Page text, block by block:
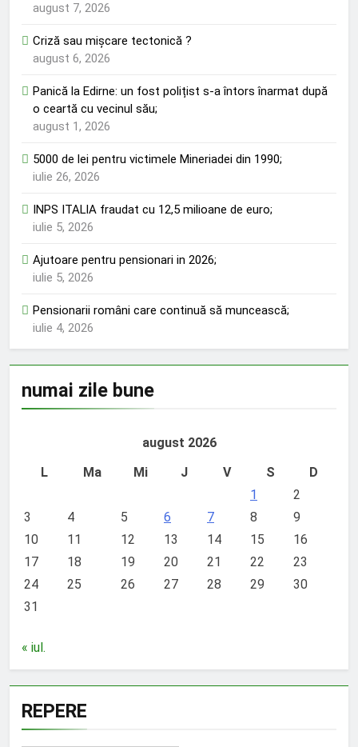
august 7, 2026
Criză sau mișcare tectonică ?
august 6, 2026
Panică la Edirne: un fost polițist s-a întors înarmat după
o ceartă cu vecinul său;
august 1, 2026
5000 de lei pentru victimele Mineriadei din 1990;
iulie 26, 2026
INPS ITALIA fraudat cu 12,5 milioane de euro;
iulie 5, 2026
Ajutoare pentru pensionari in 2026;
iulie 5, 2026
Pensionarii români care continuă să muncească;
iulie 4, 2026
numai zile bune
august 2026
L
Ma Mi J V S
D
1
2
3
4 5 6 7 8
9
10
11 12 13 14 15
16
17
18 19 20 21 22
23
24
25 26 27 28 29
30
31
« iul.
REPERE